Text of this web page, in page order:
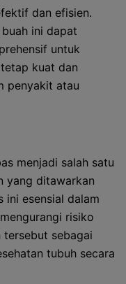
dan efisien.
ini dapat
untuk
kuat dan
penyakit atau
menjadi salah satu
yang ditawarkan
ini esensial dalam
risiko
tersebut sebagai
tubuh secara